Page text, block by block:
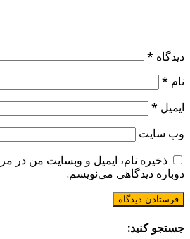
دیدگاه *
نام *
ایمیل *
وب‌ سایت
ذخیره نام، ایمیل و وبسایت من در
دوباره دیدگاهی می‌نویسم.
جستجو کنید: